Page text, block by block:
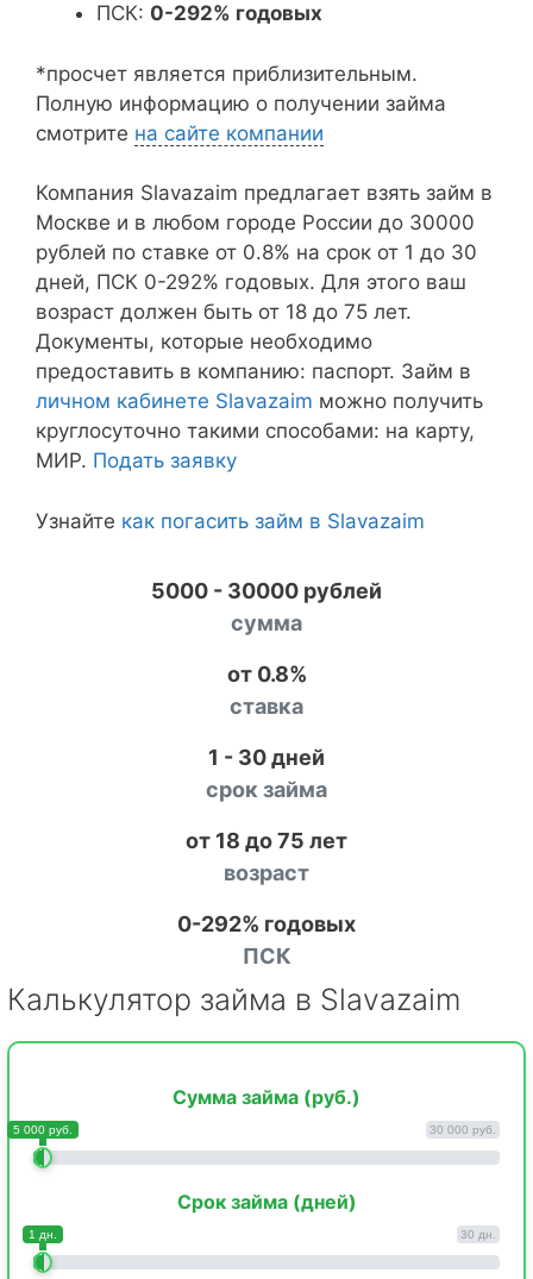
ПСК: 0-292% годовых
*просчет является приблизительным.
Полную информацию о получении займа
смотрите на сайте компании
Компания Slavazaim предлагает взять займ в
Москве и в любом городе России до 30000
рублей по ставке от 0.8% на срок от 1 до 30
дней, ПСК 0-292% годовых. Для этого ваш
возраст должен быть от 18 до 75 лет.
Документы, которые необходимо
предоставить в компанию: паспорт. Займ в
личном кабинете Slavazaim можно получить
круглосуточно такими способами: на карту,
МИР. Подать заявку
Узнайте как погасить займ в Slavazaim
5000 - 30000 рублей
сумма
от 0.8%
ставка
1 - 30 дней
срок займа
от 18 до 75 лет
возраст
0-292% годовых
ПСК
Калькулятор займа в Slavazaim
Сумма займа (руб.)
30 000 руб.
5 000 руб.
Срок займа (дней)
30 дн.
1 дн.